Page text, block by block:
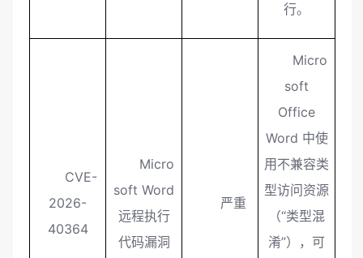
行。
CVE-
2026-
40364
Micro
soft Word
远程执行
代码漏洞
严重
Micro
soft
Office
Word 中使
用不兼容类
型访问资源
（“类型混
淆”），可